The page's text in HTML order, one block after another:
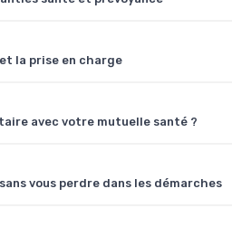
la prise en charge
avec votre mutuelle santé ?
vous perdre dans les démarches